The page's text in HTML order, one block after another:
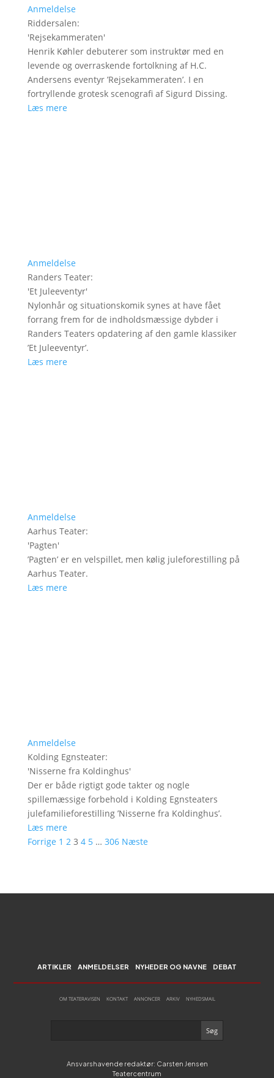
Anmeldelse
Riddersalen:
'Rejsekammeraten'
Henrik Køhler debuterer som instruktør med en
levende og overraskende fortolkning af H.C.
Andersens eventyr ’Rejsekammeraten’. I en
fortryllende grotesk scenografi af Sigurd Dissing.
Læs mere
Anmeldelse
Randers Teater:
'Et Juleeventyr'
Nylonhår og situationskomik synes at have fået
forrang frem for de indholdsmæssige dybder i
Randers Teaters opdatering af den gamle klassiker
’Et Juleeventyr’.
Læs mere
Anmeldelse
Aarhus Teater:
'Pagten'
’Pagten’ er en velspillet, men kølig juleforestilling på
Aarhus Teater.
Læs mere
Anmeldelse
Kolding Egnsteater:
'Nisserne fra Koldinghus'
Der er både rigtigt gode takter og nogle
spillemæssige forbehold i Kolding Egnsteaters
julefamilieforestilling ’Nisserne fra Koldinghus’.
Læs mere
Forrige 1 2 3 4 5 … 306 Næste
ARTIKLER ANMELDELSER NYHEDER OG NAVNE DEBAT
OM TEATERAVISEN KONTAKT ANNONCER ARKIV NYHEDSMAIL
Ansvarshavende redaktør: Carsten Jensen
Teatercentrum